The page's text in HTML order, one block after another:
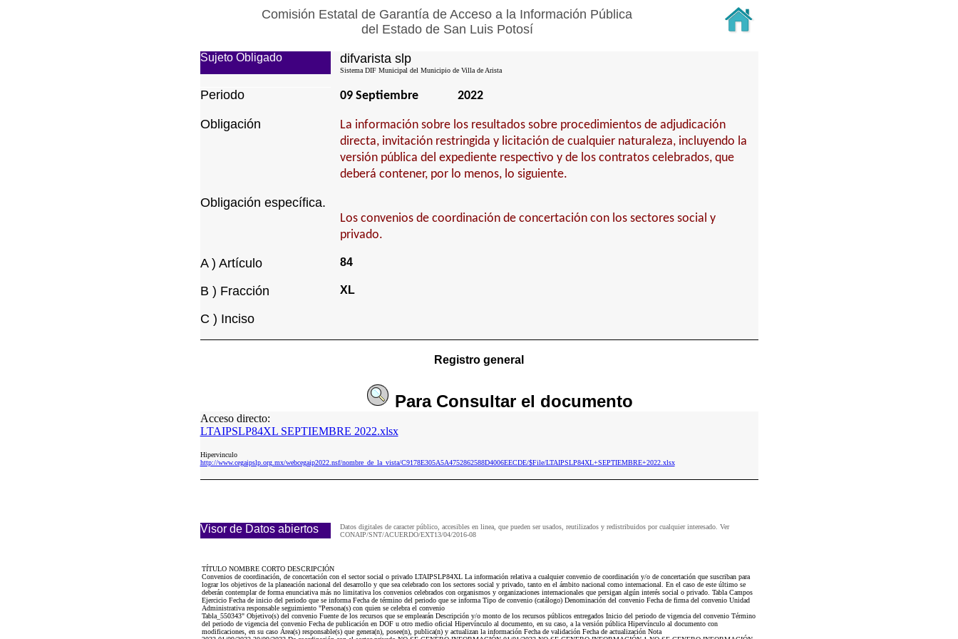
Comisión Estatal de Garantía de Acceso a la Información Pública
del Estado de San Luis Potosí
Sujeto Obligado difvarista slp
Sistema DIF Municipal del Municipio de Villa de Arista
Periodo 09 Septiembre 2022
Obligación
La información sobre los resultados sobre procedimientos de adjudicación
directa, invitación restringida y licitación de cualquier naturaleza, incluyendo la
versión pública del expediente respectivo y de los contratos celebrados, que
deberá contener, por lo menos, lo siguiente.
Obligación específica.
Los convenios de coordinación de concertación con los sectores social y
privado.
A ) Artículo 84
B ) Fracción XL
C ) Inciso
Registro general
Para Consultarel documento
Acceso directo:
LTAIPSLP84XL SEPTIEMBRE 2022.xlsx
Hipervinculo
http://www.cegaipslp.org.mx/webcegaip2022.nsf/nombre_de_la_vista/C9178E305A5A4752862588D4006EECDE/$File/LTAIPSLP84XL+SEPTIEMBRE+2022.xlsx
Visor de Datos abiertos
Datos digitales de caracter público, accesibles en linea, que pueden ser usados, reutilizados y redistribuidos por cualquier interesado. Ver
CONAIP/SNT/ACUERDO/EXT13/04/2016-08
TÍTULO NOMBRE CORTO DESCRIPCIÓN
Convenios de coordinación, de concertación con el sector social o privado LTAIPSLP84XL La información relativa a cualquier convenio de coordinación y/o de concertación que suscriban para
lograr los objetivos de la planeación nacional del desarrollo y que sea celebrado con los sectores social y privado, tanto en el ámbito nacional como internacional. En el caso de este último se
deberán contemplar de forma enunciativa más no limitativa los convenios celebrados con organismos y organizaciones internacionales que persigan algún interés social o privado. Tabla Campos
Ejercicio Fecha de inicio del periodo que se informa Fecha de término del periodo que se informa Tipo de convenio (catálogo) Denominación del convenio Fecha de firma del convenio Unidad
Administrativa responsable seguimiento "Persona(s) con quien se celebra el convenio
Tabla_550343" Objetivo(s) del convenio Fuente de los recursos que se emplearán Descripción y/o monto de los recursos públicos entregados Inicio del periodo de vigencia del convenio Término
del periodo de vigencia del convenio Fecha de publicación en DOF u otro medio oficial Hipervínculo al documento, en su caso, a la versión pública Hipervínculo al documento con
modificaciones, en su caso Área(s) responsable(s) que genera(n), posee(n), publica(n) y actualizan la información Fecha de validación Fecha de actualización Nota